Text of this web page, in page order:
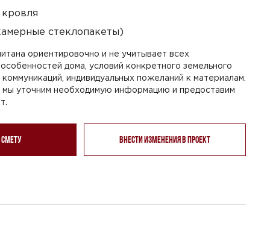
стеклопакеты)
ориентировочно и не учитывает всех
дома, условий конкретного земельного
коммуникаций, индивидуальных пожеланий к материалам.
мы уточним необходимую информацию и предоставим
смету Внести изменения в проект